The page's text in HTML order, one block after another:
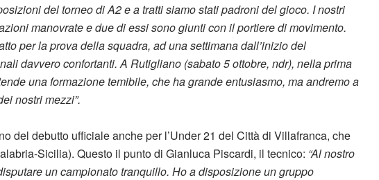
del torneo di A2 e a tratti siamo stati padroni del gioco. I nostri
manovrate e due di essi sono giunti con il portiere di movimento.
per la prova della squadra, ad una settimana dall’inizio del
davvero confortanti. A Rutigliano (sabato 5 ottobre, ndr), nella prima
una formazione temibile, che ha grande entusiasmo, ma andremo a
nostri mezzi”.
del debutto ufficiale anche per l’Under 21 del Città di Villafranca, che
Sicilia). Questo il punto di Gianluca Piscardi, il tecnico: “Al nostro
un campionato tranquillo. Ho a disposizione un gruppo